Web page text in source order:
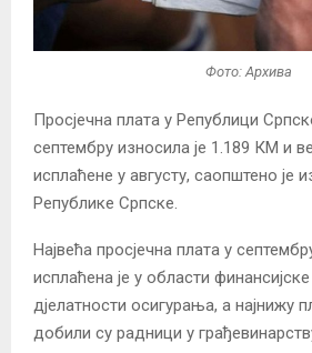
Фото: Архива
Просјечна плата у Републици
септембру износила је 1.189 КМ и
исплаћене у августу, саопштено је
Републике Српске.
Највећа просјечна плата у
исплаћена је у области
дјелатности осигурања, а најнижу
добили су радници у